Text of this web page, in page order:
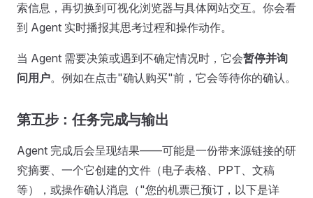
索信息，再切换到可视化浏览器与具体网站交互。你会看
到 Agent 实时播报其思考过程和操作动作。
当 Agent 需要决策或遇到不确定情况时，它会暂停并询
问用户。例如在点击"确认购买"前，它会等待你的确认。
第五步：任务完成与输出
Agent 完成后会呈现结果——可能是一份带来源链接的研
究摘要、一个它创建的文件（电子表格、PPT、文稿
等），或操作确认消息（"您的机票已预订，以下是详